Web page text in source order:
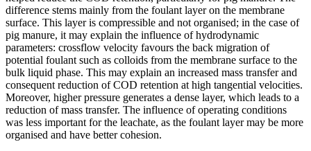
difference stems mainly from the foulant layer on the membrane
surface. This layer is compressible and not organised; in the case of
pig manure, it may explain the influence of hydrodynamic
parameters: crossflow velocity favours the back migration of
potential foulant such as colloids from the membrane surface to the
bulk liquid phase. This may explain an increased mass transfer and
consequent reduction of COD retention at high tangential velocities.
Moreover, higher pressure generates a dense layer, which leads to a
reduction of mass transfer. The influence of operating conditions
was less important for the leachate, as the foulant layer may be more
organised and have better cohesion.